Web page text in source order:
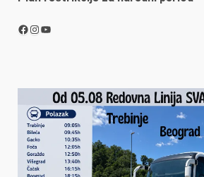
Facebook
Instagram
YouTube